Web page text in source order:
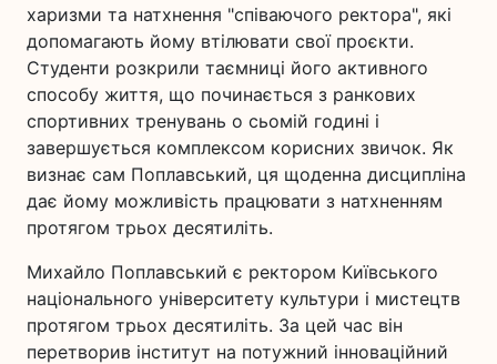
харизми та натхнення "співаючого ректора", які
допомагають йому втілювати свої проєкти.
Студенти розкрили таємниці його активного
способу життя, що починається з ранкових
спортивних тренувань о сьомій годині і
завершується комплексом корисних звичок. Як
визнає сам Поплавський, ця щоденна дисципліна
дає йому можливість працювати з натхненням
протягом трьох десятиліть.
Михайло Поплавський є ректором Київського
національного університету культури і мистецтв
протягом трьох десятиліть. За цей час він
перетворив інститут на потужний інноваційний